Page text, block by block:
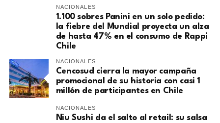
NACIONALES
1.100 sobres Panini en un solo pedido:
la fiebre del Mundial proyecta un alza
de hasta 47% en el consumo de Rappi
Chile
NACIONALES
Cencosud cierra la mayor campaña
promocional de su historia con casi 1
millón de participantes en Chile
NACIONALES
Niu Sushi da el salto al retail: su salsa